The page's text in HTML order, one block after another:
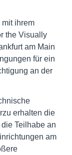
ihrem
the Visually
am Main
für ein
an der
erhalten die
Teilhabe an
am